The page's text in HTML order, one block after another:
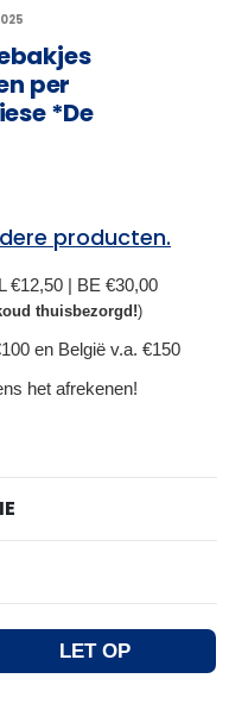
per
*De
producten.
€12,50 | BE €30,00
thuisbezorgd!)
en België v.a. €150
het afrekenen!
LET OP